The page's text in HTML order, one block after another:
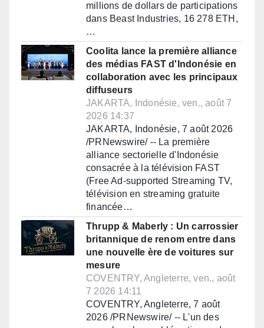
millions de dollars de participations
dans Beast Industries, 16 278 ETH,
…
Coolita lance la première alliance
des médias FAST d'Indonésie en
collaboration avec les principaux
diffuseurs
JAKARTA, Indonésie, ven., août 7
2026 14:37
JAKARTA, Indonésie, 7 août 2026
/PRNewswire/ -- La première
alliance sectorielle d'Indonésie
consacrée à la télévision FAST
(Free Ad-supported Streaming TV,
télévision en streaming gratuite
financée…
Thrupp & Maberly : Un carrossier
britannique de renom entre dans
une nouvelle ère de voitures sur
mesure
COVENTRY, Angleterre, ven., août
7 2026 14:11
COVENTRY, Angleterre, 7 août
2026 /PRNewswire/ -- L'un des